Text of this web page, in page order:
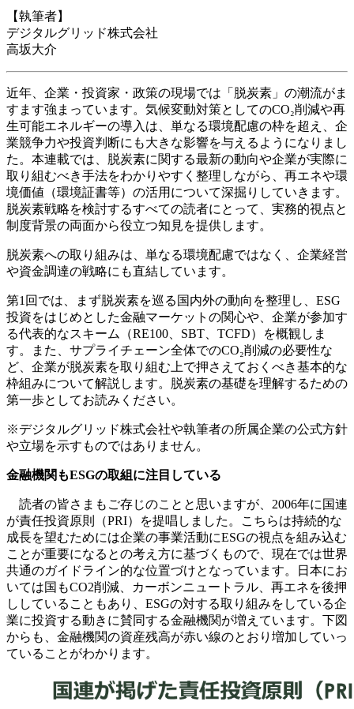
【執筆者】
デジタルグリッド株式会社
高坂大介
近年、企業・投資家・政策の現場では「脱炭素」の潮流がま
すます強まっています。気候変動対策としてのCO₂削減や再
生可能エネルギーの導入は、単なる環境配慮の枠を超え、企
業競争力や投資判断にも大きな影響を与えるようになりまし
た。本連載では、脱炭素に関する最新の動向や企業が実際に
取り組むべき手法をわかりやすく整理しながら、再エネや環
境価値（環境証書等）の活用について深掘りしていきます。
脱炭素戦略を検討するすべての読者にとって、実務的視点と
制度背景の両面から役立つ知見を提供します。
脱炭素への取り組みは、単なる環境配慮ではなく、企業経営
や資金調達の戦略にも直結しています。
第1回では、まず脱炭素を巡る国内外の動向を整理し、ESG
投資をはじめとした金融マーケットの関心や、企業が参加す
る代表的なスキーム（RE100、SBT、TCFD）を概観しま
す。また、サプライチェーン全体でのCO₂削減の必要性な
ど、企業が脱炭素を取り組む上で押さえておくべき基本的な
枠組みについて解説します。脱炭素の基礎を理解するための
第一歩としてお読みください。
※デジタルグリッド株式会社や執筆者の所属企業の公式方針
や立場を示すものではありません。
金融機関もESGの取組に注目している
読者の皆さまもご存じのことと思いますが、2006年に国連
が責任投資原則（PRI）を提唱しました。こちらは持続的な
成長を望むためには企業の事業活動にESGの視点を組み込む
ことが重要になるとの考え方に基づくもので、現在では世界
共通のガイドライン的な位置づけとなっています。日本にお
いては国もCO2削減、カーボンニュートラル、再エネを後押
ししていることもあり、ESGの対する取り組みをしている企
業に投資する動きに賛同する金融機関が増えています。下図
からも、金融機関の資産残高が赤い線のとおり増加していっ
ていることがわかります。